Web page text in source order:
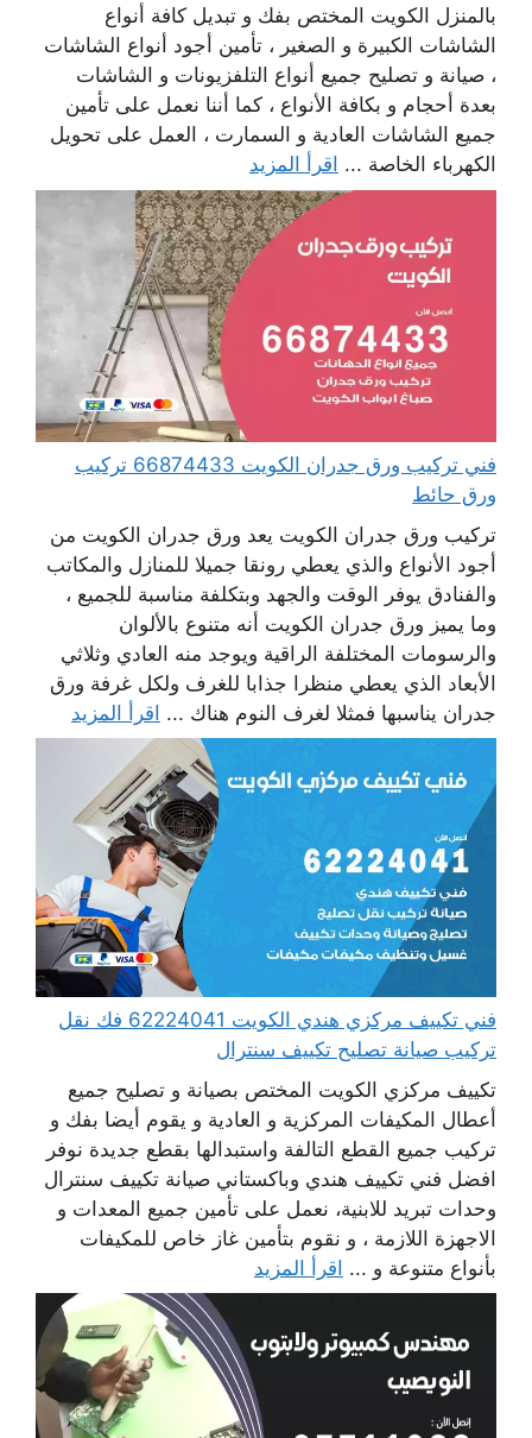
بالمنزل الكويت المختص بفك و تبديل كافة أنواع
الشاشات الكبيرة و الصغير ، تأمين أجود أنواع الشاشات
، صيانة و تصليح جميع أنواع التلفزيونات و الشاشات
بعدة أحجام و بكافة الأنواع ، كما أننا نعمل على تأمين
جميع الشاشات العادية و السمارت ، العمل على تحويل
الكهرباء الخاصة ... اقرأ المزيد
فني تركيب ورق جدران الكويت 66874433 تركيب
ورق حائط
تركيب ورق جدران الكويت يعد ورق جدران الكويت من
أجود الأنواع والذي يعطي رونقا جميلا للمنازل والمكاتب
والفنادق يوفر الوقت والجهد وبتكلفة مناسبة للجميع ،
وما يميز ورق جدران الكويت أنه متنوع بالألوان
والرسومات المختلفة الراقية ويوجد منه العادي وثلاثي
الأبعاد الذي يعطي منظرا جذابا للغرف ولكل غرفة ورق
جدران يناسبها فمثلا لغرف النوم هناك ... اقرأ المزيد
فني تكييف مركزي هندي الكويت 62224041 فك نقل
تركيب صيانة تصليح تكييف سنترال
تكييف مركزي الكويت المختص بصيانة و تصليح جميع
أعطال المكيفات المركزية و العادية و يقوم أيضا بفك و
تركيب جميع القطع التالفة واستبدالها بقطع جديدة نوفر
افضل فني تكييف هندي وباكستاني صيانة تكييف سنترال
وحدات تبريد للابنية، نعمل على تأمين جميع المعدات و
الاجهزة اللازمة ، و نقوم بتأمين غاز خاص للمكيفات
بأنواع متنوعة و ... اقرأ المزيد